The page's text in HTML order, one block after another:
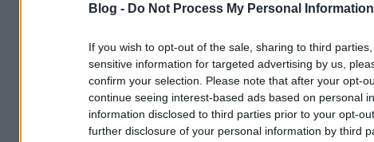
Blog - Do Not Process My Personal Information
If you wish to opt-out of the sale, sharing to third
sensitive information for targeted advertising by us,
confirm your selection. Please note that after your opt-
continue seeing interest-based ads based on personal
information disclosed to third parties prior to your opt-
further disclosure of your personal information by third